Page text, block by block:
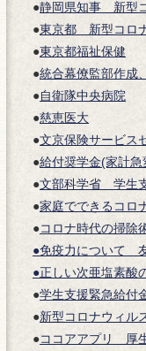
●静岡県知事 新型
●東京都 新型コロ
●東京都福祉保健
●統合幕僚監部作成
●自衛隊中央病院
●慈恵医大
●文京保険サービ
●給付奨学金(家計
●文部科学省 学生
●家庭でできるコロ
●コロナ時代の掃
●免疫力について
●正しい次亜塩素
●学生支援緊急給
●新型コロナウィル
●ココアアプリ 厚